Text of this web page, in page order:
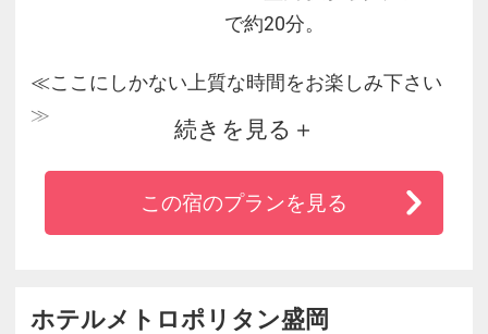
で約20分。
≪ここにしかない上質な時間をお楽しみ下さい
≫
◆盛岡市内にほど近く、盛岡ＩＣよりお車で約
15分の好立地。
◆客室からは御所湖と岩手山の雄大なパノラマ
続きを見る
この宿のプランを見る
ホテルメトロポリタン盛岡